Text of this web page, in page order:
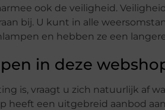
ook de veiligheid.
bij. U kunt in alle
en hebben ze een
in deze
is, vraagt u zich natuurlijk af
heeft een uitgebreid aanbod